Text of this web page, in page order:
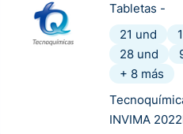
Tabletas -
21 und
28 und
+ 8 más
INVIMA